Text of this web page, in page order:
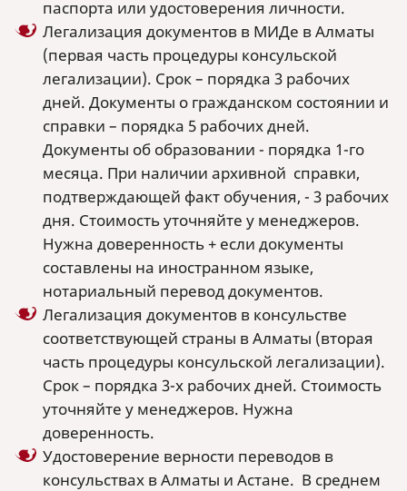
паспорта или удостоверения личности.
Легализация документов в МИДе в Алматы
(первая часть процедуры консульской
легализации). Срок – порядка 3 рабочих
дней. Документы о гражданском состоянии и
справки – порядка 5 рабочих дней.
Документы об образовании - порядка 1-го
месяца. При наличии архивной справки,
подтверждающей факт обучения, - 3 рабочих
дня. Стоимость уточняйте у менеджеров.
Нужна доверенность + если документы
составлены на иностранном языке,
нотариальный перевод документов.
Легализация документов в консульстве
соответствующей страны в Алматы (вторая
часть процедуры консульской легализации).
Срок – порядка 3-х рабочих дней. Стоимость
уточняйте у менеджеров. Нужна
доверенность.
Удостоверение верности переводов в
консульствах в Алматы и Астане. В среднем